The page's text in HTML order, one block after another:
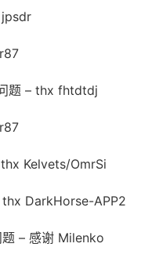
jpsdr
题 – thx fhtdtdj
thx Kelvets/OmrSi
DarkHorse-APP2
– 感谢 Milenko